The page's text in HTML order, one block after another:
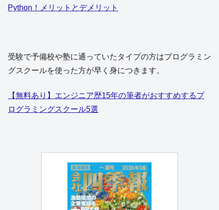
Python！メリットとデメリット
受験で予備校や塾に通っていたタイプの方はプログラミン
グスクールを使った方が早く身につきます。
【無料あり】エンジニア歴15年の筆者がおすすめするプ
ログラミングスクール5選